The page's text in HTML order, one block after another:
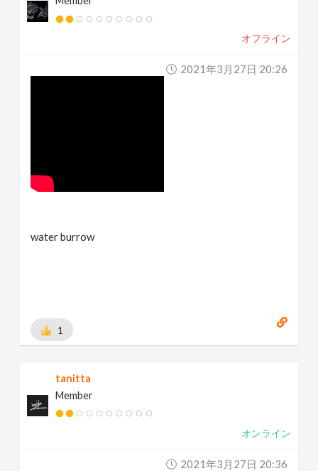
オフライン
2021年3月27日 20:26
water burrow
1
tanitta
Member
オンライン
2021年3月27日 20:36